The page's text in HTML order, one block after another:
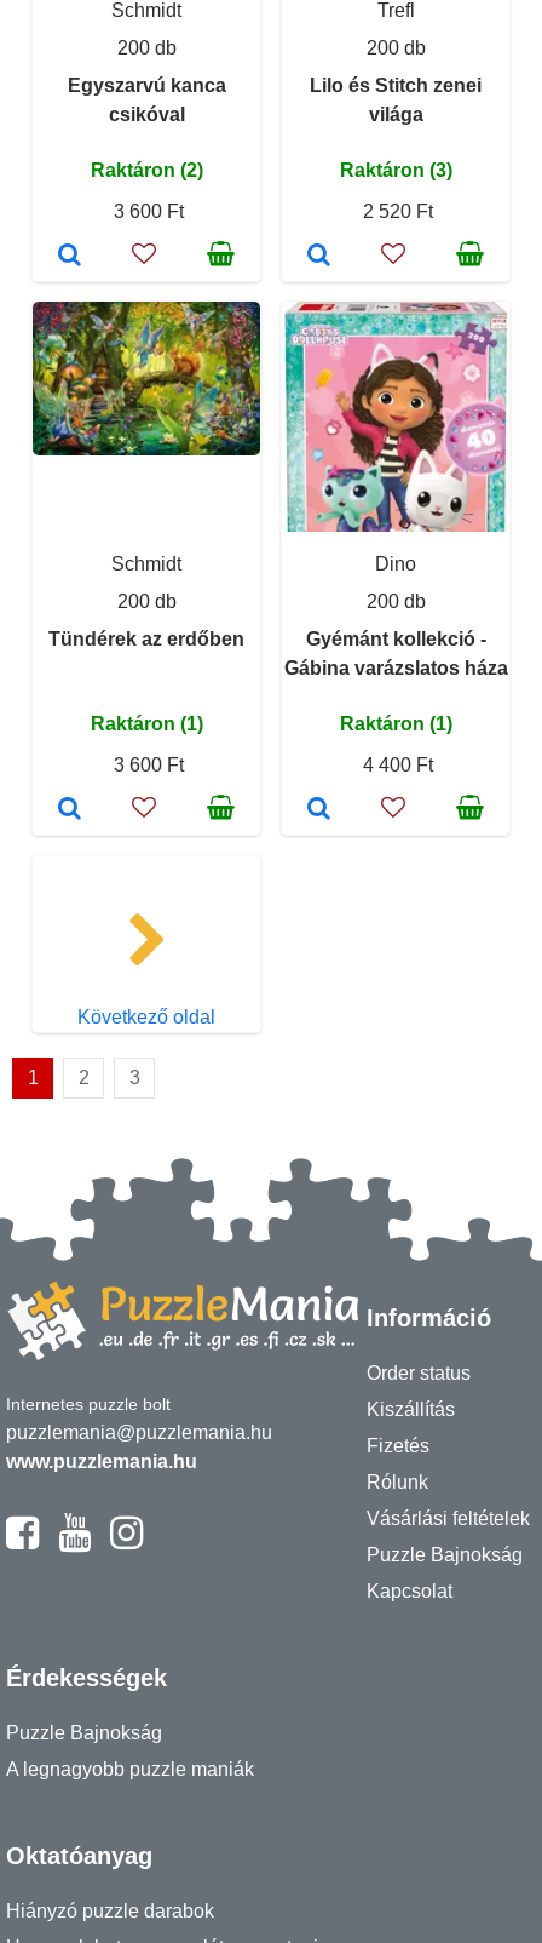
Schmidt
200 db
Egyszarvú kanca
csikóval
Raktáron (2)
3 600 Ft
Trefl
200 db
Lilo és Stitch zenei
világa
Raktáron (3)
2 520 Ft
Schmidt
200 db
Tündérek az erdőben
Raktáron (1)
3 600 Ft
Dino
200 db
Gyémánt kollekció -
Gábina varázslatos háza
Raktáron (1)
4 400 Ft
Következő oldal
1 2 3
Internetes puzzle bolt
puzzlemania@puzzlemania.hu
www.puzzlemania.hu
Információ
Order status
Kiszállítás
Fizetés
Rólunk
Vásárlási feltételek
Puzzle Bajnokság
Kapcsolat
Érdekességek
Puzzle Bajnokság
A legnagyobb puzzle maniák
Oktatóanyag
Hiányzó puzzle darabok